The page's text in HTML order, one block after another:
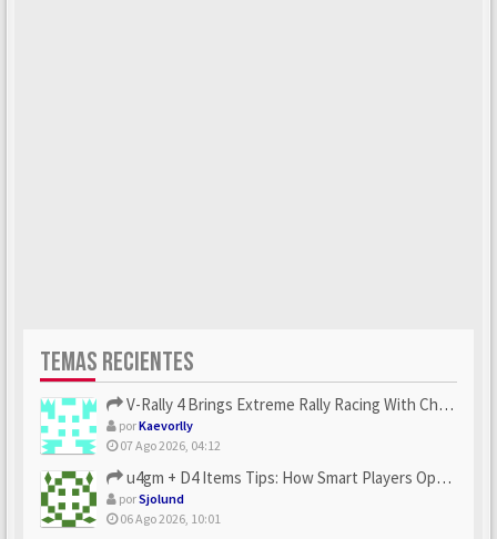
TEMAS RECIENTES
V-Rally 4 Brings Extreme Rally Racing With Challenging Track...
porKaevorlly
07 Ago 2026, 04:12
u4gm + D4 Items Tips: How Smart Players Optimize Gear, Build...
porSjolund
06 Ago 2026, 10:01